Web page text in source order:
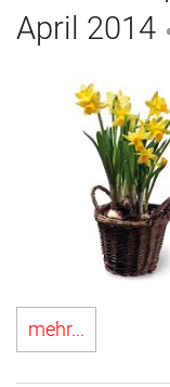
April 2014
mehr...